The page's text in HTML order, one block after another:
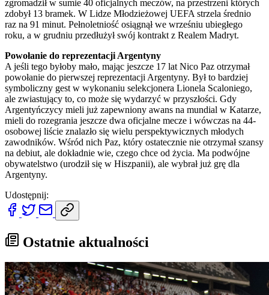
zgromadził w sumie 40 oficjalnych meczów, na przestrzeni których
zdobył 13 bramek. W Lidze Młodzieżowej UEFA strzela średnio
raz na 91 minut. Pełnoletniość osiągnął we wrześniu ubiegłego
roku, a w grudniu przedłużył swój kontrakt z Realem Madryt.
Powołanie do reprezentacji Argentyny
A jeśli tego byłoby mało, mając jeszcze 17 lat Nico Paz otrzymał
powołanie do pierwszej reprezentacji Argentyny. Był to bardziej
symboliczny gest w wykonaniu selekcjonera Lionela Scaloniego,
ale zwiastujący to, co może się wydarzyć w przyszłości. Gdy
Argentyńczycy mieli już zapewniony awans na mundial w Katarze,
mieli do rozegrania jeszcze dwa oficjalne mecze i wówczas na 44-
osobowej liście znalazło się wielu perspektywicznych młodych
zawodników. Wśród nich Paz, który ostatecznie nie otrzymał szansy
na debiut, ale dokładnie wie, czego chce od życia. Ma podwójne
obywatelstwo (urodził się w Hiszpanii), ale wybrał już grę dla
Argentyny.
Udostępnij:
Ostatnie aktualności